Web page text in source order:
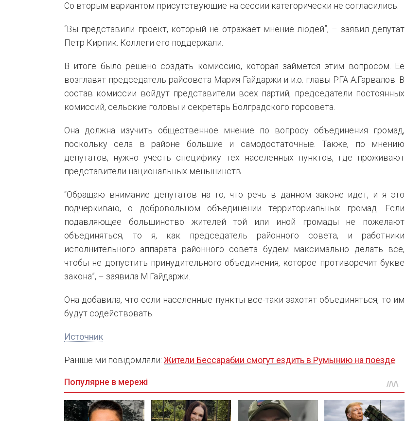
Со вторым вариантом присутствующие на сессии категорически не согласились.
“Вы представили проект, который не отражает мнение людей”, – заявил депутат
Петр Кирпик. Коллеги его поддержали.
В итоге было решено создать комиссию, которая займется этим вопросом. Ее
возглавят председатель райсовета Мария Гайдаржи и и.о. главы РГА А.Гарвалов. В
состав комиссии войдут представители всех партий, председатели постоянных
комиссий, сельские головы и секретарь Болградского горсовета.
Она должна изучить общественное мнение по вопросу объединения громад,
поскольку села в районе большие и самодостаточные. Также, по мнению
депутатов, нужно учесть специфику тех населенных пунктов, где проживают
представители национальных меньшинств.
“Обращаю внимание депутатов на то, что речь в данном законе идет, и я это
подчеркиваю, о добровольном объединении территориальных громад. Если
подавляющее большинство жителей той или иной громады не пожелают
объединяться, то я, как председатель районного совета, и работники
исполнительного аппарата районного совета будем максимально делать все,
чтобы не допустить принудительного объединения, которое противоречит букве
закона”, – заявила М.Гайдаржи.
Она добавила, что если населенные пункты все-таки захотят объединяться, то им
будут содействовать.
Источник
Раніше ми повідомляли: Жители Бессарабии смогут ездить в Румынию на поезде